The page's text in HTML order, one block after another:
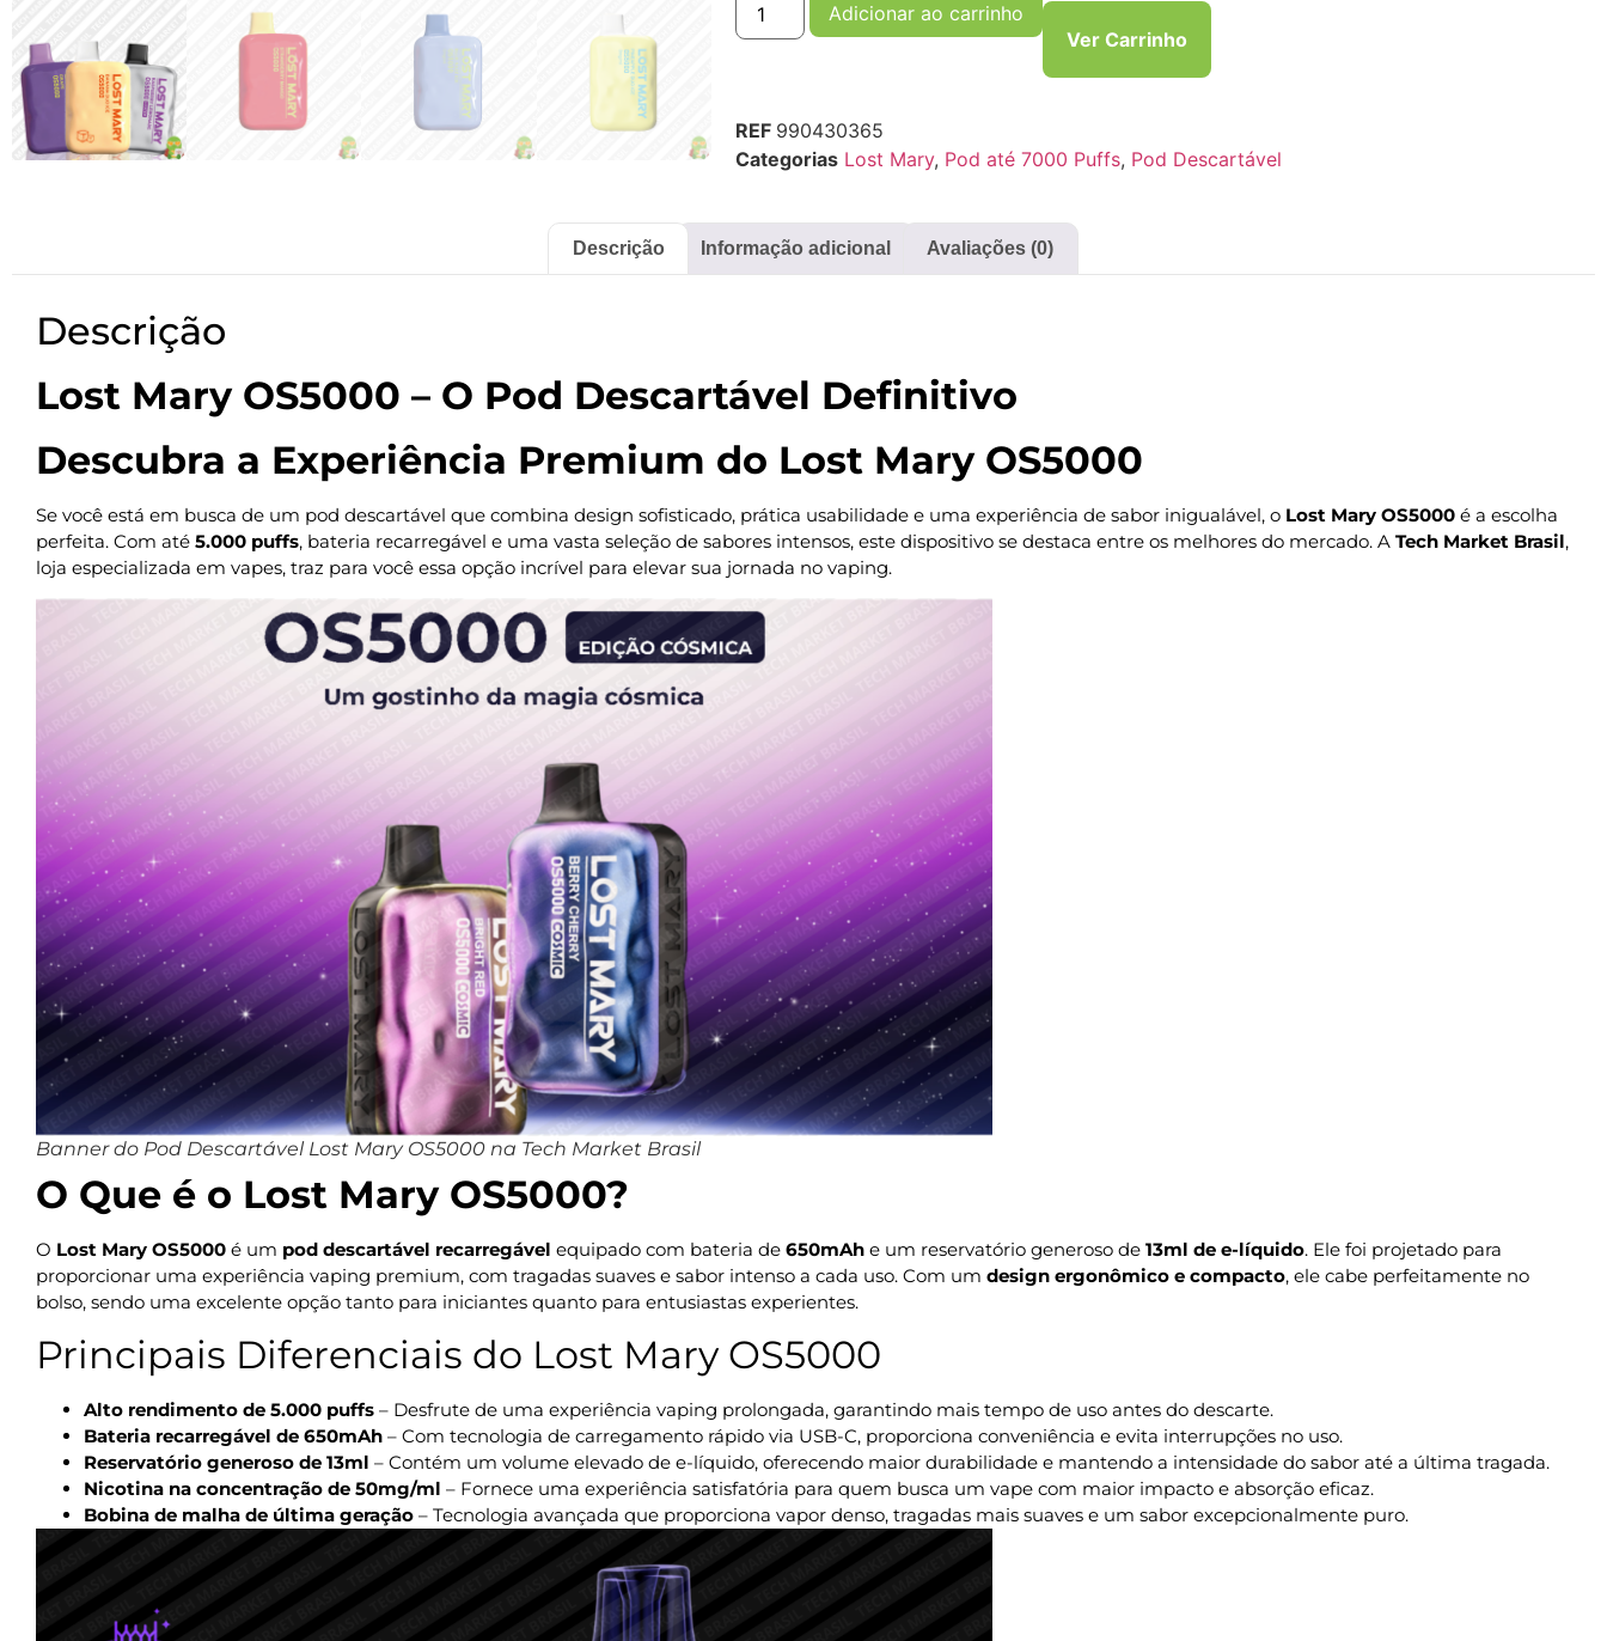
Adicionar ao carrinho
Ver Carrinho
REF 990430365
Categorias Lost Mary, Pod até 7000 Puffs, Pod Descartável
Descrição Informação adicional Avaliações (0)
Descrição
Lost Mary OS5000 – O Pod Descartável Definitivo
Descubra a Experiência Premium do Lost Mary OS5000
Se você está em busca de um pod descartável que combina design sofisticado, prática usabilidade e uma experiência de sabor inigualável, o Lost Mary OS5000 é a escolha
perfeita. Com até 5.000 puffs, bateria recarregável e uma vasta seleção de sabores intensos, este dispositivo se destaca entre os melhores do mercado. A Tech Market Brasil,
loja especializada em vapes, traz para você essa opção incrível para elevar sua jornada no vaping.
Banner do Pod Descartável Lost Mary OS5000 na Tech Market Brasil
O Que é o Lost Mary OS5000?
O Lost Mary OS5000 é um pod descartável recarregável equipado com bateria de 650mAh e um reservatório generoso de 13ml de e-líquido. Ele foi projetado para
proporcionar uma experiência vaping premium, com tragadas suaves e sabor intenso a cada uso. Com um design ergonômico e compacto, ele cabe perfeitamente no
bolso, sendo uma excelente opção tanto para iniciantes quanto para entusiastas experientes.
Principais Diferenciais do Lost Mary OS5000
Alto rendimento de 5.000 puffs – Desfrute de uma experiência vaping prolongada, garantindo mais tempo de uso antes do descarte.
Bateria recarregável de 650mAh – Com tecnologia de carregamento rápido via USB-C, proporciona conveniência e evita interrupções no uso.
Reservatório generoso de 13ml – Contém um volume elevado de e-líquido, oferecendo maior durabilidade e mantendo a intensidade do sabor até a última tragada.
Nicotina na concentração de 50mg/ml – Fornece uma experiência satisfatória para quem busca um vape com maior impacto e absorção eficaz.
Bobina de malha de última geração – Tecnologia avançada que proporciona vapor denso, tragadas mais suaves e um sabor excepcionalmente puro.